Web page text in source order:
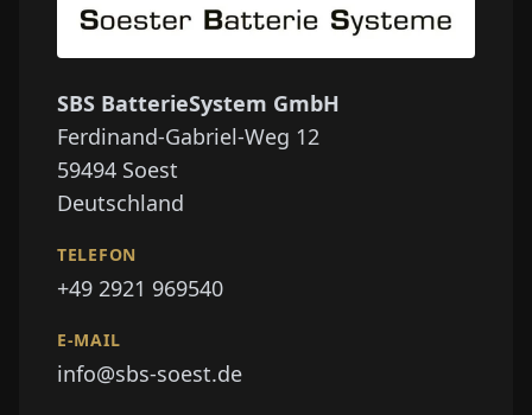
SBS BatterieSystem GmbH
Ferdinand-Gabriel-Weg 12
59494 Soest
Deutschland
TELEFON
+49 2921 969540
E-MAIL
info@sbs-soest.de